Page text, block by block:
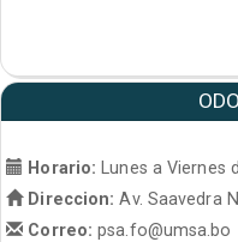
Horario: Lunes a Viernes
Direccion: Av. Saavedra
Correo:psa.fo@umsa.bo